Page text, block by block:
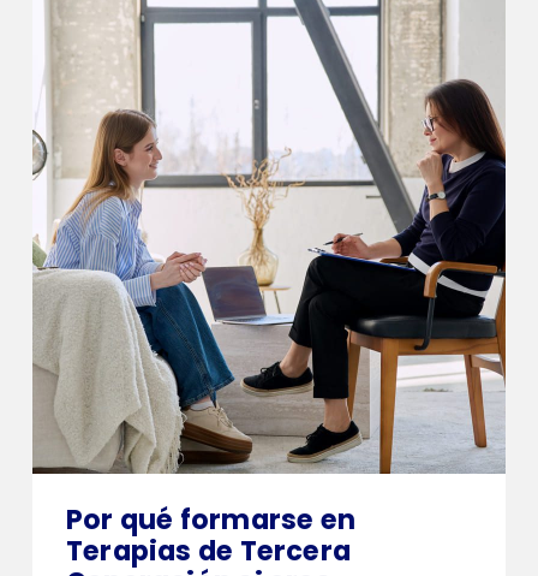
Por qué formarse en
Terapias de Tercera